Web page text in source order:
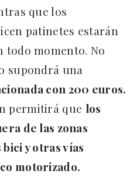
que los
patinetes estarán
todo momento. No
supondrá una
con 200 euros.
permitirá que los
de las zonas
y otras vías
motorizado.